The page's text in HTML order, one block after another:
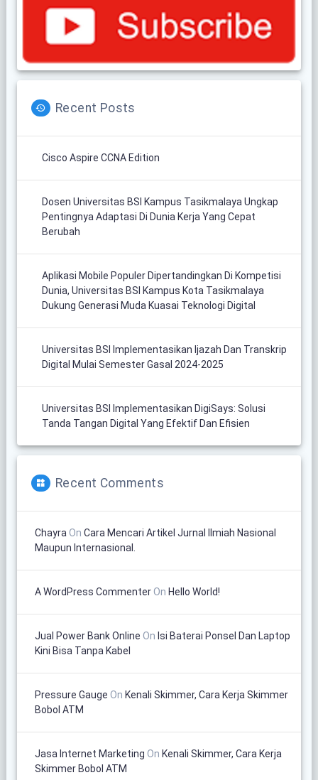
Recent Posts
Cisco Aspire CCNA Edition
Dosen Universitas BSI Kampus Tasikmalaya Ungkap
Pentingnya Adaptasi Di Dunia Kerja Yang Cepat
Berubah
Aplikasi Mobile Populer Dipertandingkan Di Kompetisi
Dunia, Universitas BSI Kampus Kota Tasikmalaya
Dukung Generasi Muda Kuasai Teknologi Digital
Universitas BSI Implementasikan Ijazah Dan Transkrip
Digital Mulai Semester Gasal 2024-2025
Universitas BSI Implementasikan DigiSays: Solusi
Tanda Tangan Digital Yang Efektif Dan Efisien
Recent Comments
Chayra On Cara Mencari Artikel Jurnal Ilmiah Nasional
Maupun Internasional.
A WordPress CommenterOn Hello World!
Jual Power Bank Online On Isi Baterai Ponsel Dan Laptop
Kini Bisa Tanpa Kabel
Pressure Gauge On Kenali Skimmer, Cara Kerja Skimmer
Bobol ATM
Jasa Internet Marketing On Kenali Skimmer, Cara Kerja
Skimmer Bobol ATM